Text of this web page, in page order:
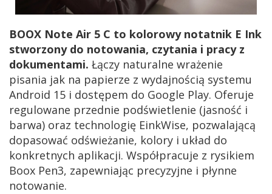
BOOX Note Air 5 C to kolorowy notatnik E Ink
stworzony do notowania, czytania i pracy z
dokumentami. Łączy naturalne wrażenie
pisania jak na papierze z wydajnością systemu
Android 15 i dostępem do Google Play. Oferuje
regulowane przednie podświetlenie (jasność i
barwa) oraz technologię EinkWise, pozwalającą
dopasować odświeżanie, kolory i układ do
konkretnych aplikacji. Współpracuje z rysikiem
Boox Pen3, zapewniając precyzyjne i płynne
notowanie.